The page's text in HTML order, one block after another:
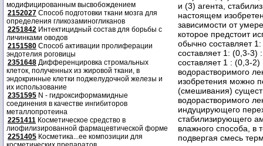
модифицированным высвобождением
2152027 Способ подготовки ткани мозга для
определения гликозаминогликанов
2251842 Интектицидный состав для борьбы с
личинками оводов
2151580 Способ активации пролиферации
эндотелия роговицы
2351648 Дифференцировка стромальных
клеток, полученных из жировой ткани, в
эндокринные клетки поджелудочной железы и
их использование
2351595 N - гидроксиформамидные
соединения в качестве ингибиторов
металлопротеина
2251411 Косметическое средство в
лиофилизированной фармацевтической форме
2251405 Косметика...ее композиции для